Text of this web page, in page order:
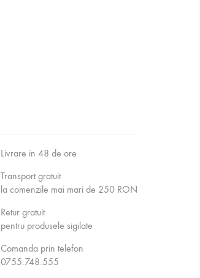
Livrare in 48 de ore
Transport gratuit
la comenzile mai mari de 250 RON
Retur gratuit
pentru produsele sigilate
Comanda prin telefon
0755.748.555